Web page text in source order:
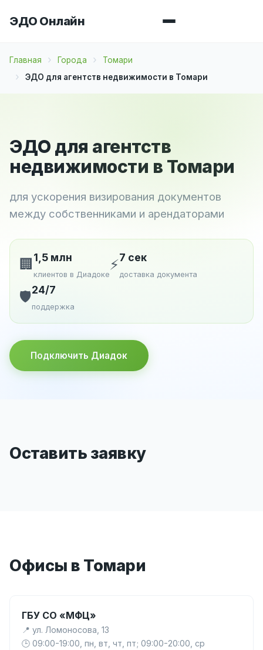
ЭДО Онлайн
Главная Города
Томари
ЭДО для агентств недвижимости в Томари
ЭДО для агентств
недвижимости в Томари
для ускорения визирования документов
между собственниками и арендаторами
🏢 1,5 млн
клиентов в Диадоке
⚡7 сек
доставка документа
🛡️24/7
поддержка
Подключить Диадок
Оставить заявку
Офисы в Томари
ГБУ СО «МФЦ»
📍 ул. Ломоносова, 13
🕒 09:00-19:00, пн, вт, чт, пт; 09:00-20:00, ср